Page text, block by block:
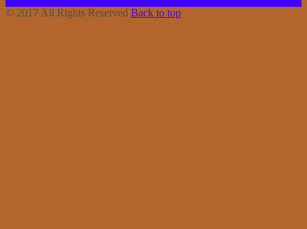
© 2017 All Rights Reserved Back to top